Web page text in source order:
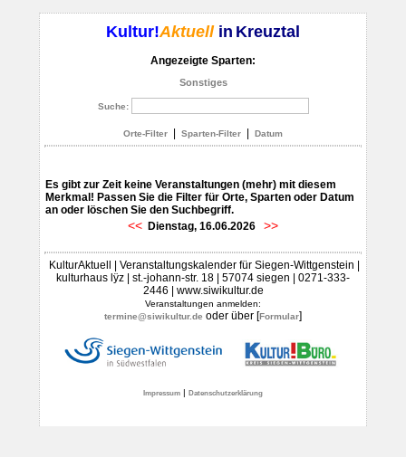
Kultur!Aktuellin Kreuztal
Angezeigte Sparten:
Sonstiges
Suche:
Orte-Filter Sparten-Filter Datum
Es gibt zur Zeit keine Veranstaltungen (mehr) mit diesem
Merkmal! Passen Sie die Filter für Orte, Sparten oder Datum
an oder löschen Sie den Suchbegriff.
<< Dienstag, 16.06.2026 >>
KulturAktuell | Veranstaltungskalender für Siegen-Wittgenstein |
kulturhaus lÿz | st.-johann-str. 18 | 57074 siegen | 0271-333-
2446 | www.siwikultur.de
Veranstaltungen anmelden:
termine@siwikultur.de oder über [Formular]
Impressum | Datenschutzerklärung